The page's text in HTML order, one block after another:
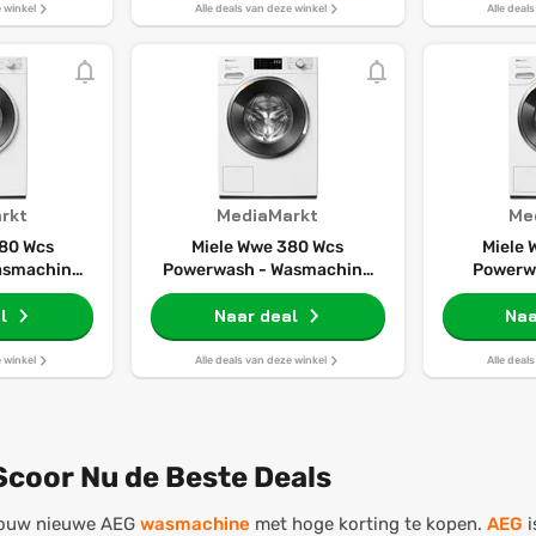
winkel Alle deals van deze winkel Alle
Wcs
Rpm 72
winkel
MediaMarkt
Miele Wwe 380 Wcs
Powerwash - Wasmachine
Voorlader 8 Kg 1400 Rpm 68
Db
Naar deal
Alle deals van deze winkel
Miele
Alle
Nu de Beste Deals
nieuwe AEG wasmachine met hoge korting te kopen. AEG